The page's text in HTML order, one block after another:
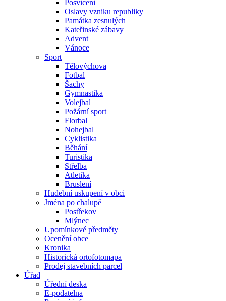
Posvícení
Oslavy vzniku republiky
Památka zesnulých
Kateřinské zábavy
Advent
Vánoce
Sport
Tělovýchova
Fotbal
Šachy
Gymnastika
Volejbal
Požární sport
Florbal
Nohejbal
Cyklistika
Běhání
Turistika
Střelba
Atletika
Bruslení
Hudební uskupení v obci
Jména po chalupě
Postřekov
Mlýnec
Upomínkové předměty
Ocenění obce
Kronika
Historická ortofotomapa
Prodej stavebních parcel
Úřad
Úřední deska
E-podatelna